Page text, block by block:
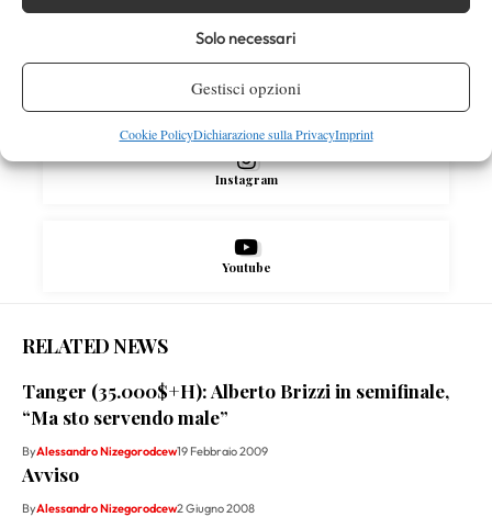
Solo necessari
Gestisci opzioni
Cookie PolicyDichiarazione sulla PrivacyImprint
X
Instagram
Youtube
RELATED NEWS
Tanger (35.000$+H): Alberto Brizzi in semifinale,
“Ma sto servendo male”
ByAlessandro Nizegorodcew19 Febbraio 2009
Avviso
ByAlessandro Nizegorodcew2 Giugno 2008